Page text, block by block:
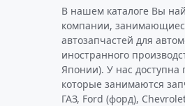
В нашем каталоге Вы
компании,
автозапчастей для
иностранного
Японии). У нас
которые занимаются
ГАЗ, Ford (форд),